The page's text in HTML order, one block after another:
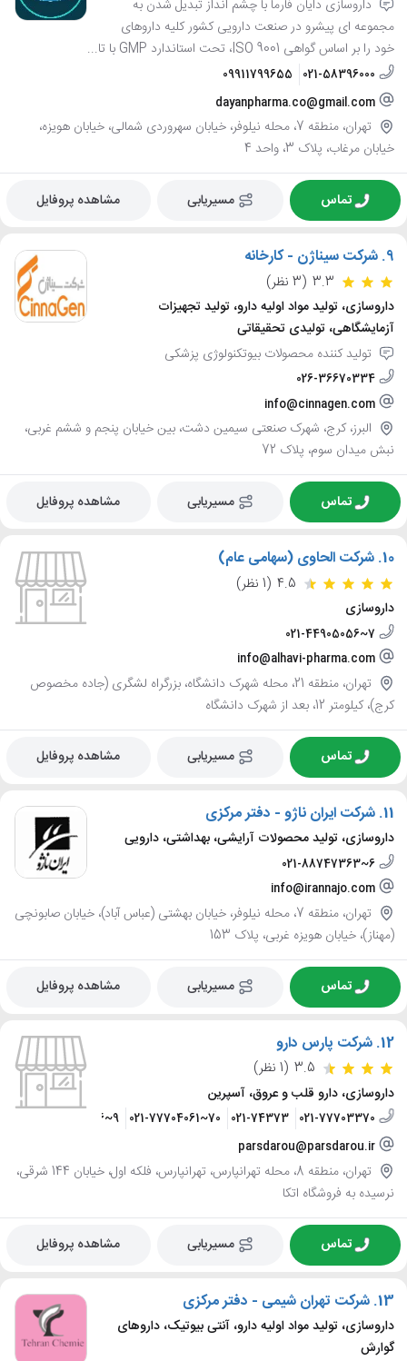
داروسازی دایان فارما با چشم انداز تبدیل شدن به
مجموعه ای پیشرو در صنعت دارویی کشور کلیه داروهای
خود را بر اساس گواهی 9001 ISO، تحت استاندارد GMP با تا...
021-58396000
09911799655
dayanpharma.co@gmail.com
تهران، منطقه 7، محله نیلوفر، خیابان سهروردی شمالی، خیابان هویزه،
خیابان مرغاب، پلاک 3، واحد 4
تماس مسیریابی مشاهده پروفایل
9. شرکت سیناژن - کارخانه
3.3 (3 نظر)
داروسازی، تولید مواد اولیه دارو، تولید تجهیزات
آزمایشگاهی، تولیدی تحقیقاتی
تولید کننده محصولات بیوتکنولوژی پزشکی
026-36670334
info@cinnagen.com
البرز، کرج، شهرک صنعتی سیمین دشت، بین خیابان پنجم و ششم غربی،
نبش میدان سوم، پلاک 72
تماس مسیریابی مشاهده پروفایل
10. شرکت الحاوی (سهامی عام)
4.5 (1 نظر)
داروسازی
021-44905056~7
info@alhavi-pharma.com
تهران، منطقه 21، محله شهرک دانشگاه، بزرگراه لشگری (جاده مخصوص
کرج)، کیلومتر 12، بعد از شهرک دانشگاه
تماس مسیریابی مشاهده پروفایل
11. شرکت ایران ناژو - دفتر مرکزی
داروسازی، تولید محصولات آرایشی، بهداشتی، دارویی
021-88747363~6
info@irannajo.com
تهران، منطقه 7، محله نیلوفر، خیابان بهشتی (عباس آباد)، خیابان صابونچی
(مهناز)، خیابان هویزه غربی، پلاک 153
تماس مسیریابی مشاهده پروفایل
12. شرکت پارس دارو
3.5 (1 نظر)
داروسازی، دارو قلب و عروق، آسپرین
021-77703370
021-74373
021-77704061~70
021-77703366~9
parsdarou@parsdarou.ir
تهران، منطقه 8، محله تهرانپارس، تهرانپارس، فلکه اول، خیابان 144 شرقی،
نرسیده به فروشگاه اتکا
تماس مسیریابی مشاهده پروفایل
13. شرکت تهران شیمی - دفتر مرکزی
داروسازی، تولید مواد اولیه دارو، آنتی بیوتیک، داروهای
گوارش